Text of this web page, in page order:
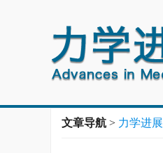
文章导航 > 力学进展